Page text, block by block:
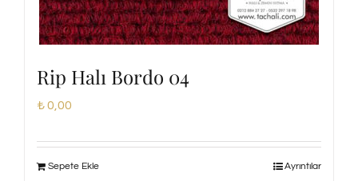
Rip Halı Bordo 04
₺0,00
Sepete Ekle Ayrıntılar